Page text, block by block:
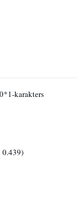
karakters
0.439)